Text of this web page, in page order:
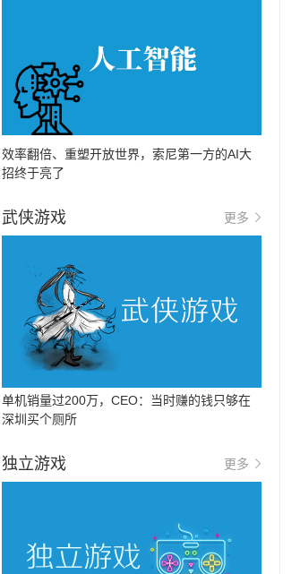
效率翻倍、重塑开放世界，索尼第一方的AI大
招终于亮了
武侠游戏 更多
单机销量过200万，CEO：当时赚的钱只够在
深圳买个厕所
独立游戏 更多